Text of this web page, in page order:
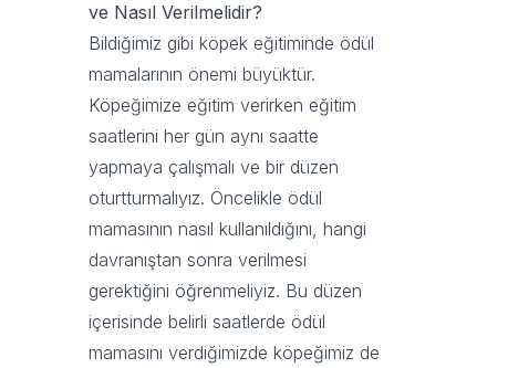
ve Nasıl Verilmelidir?
Bildiğimiz gibi köpek eğitiminde ödül
mamalarının önemi büyüktür.
Köpeğimize eğitim verirken eğitim
saatlerini her gün aynı saatte
yapmaya çalışmalı ve bir düzen
oturtturmalıyız. Öncelikle ödül
mamasının nasıl kullanıldığını, hangi
davranıştan sonra verilmesi
gerektiğini öğrenmeliyiz. Bu düzen
içerisinde belirli saatlerde ödül
mamasını verdiğimizde köpeğimiz de